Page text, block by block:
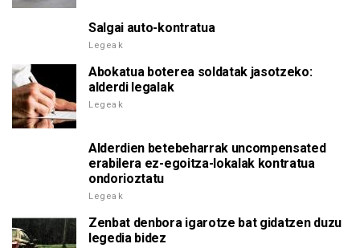
Salgai auto-kontratua
Legeak
Abokatua boterea soldatak jasotzeko:
alderdi legalak
Legeak
Alderdien betebeharrak uncompensated
erabilera ez-egoitza-lokalak kontratua
ondorioztatu
Legeak
Zenbat denbora igarotze bat gidatzen duzu
legedia bidez